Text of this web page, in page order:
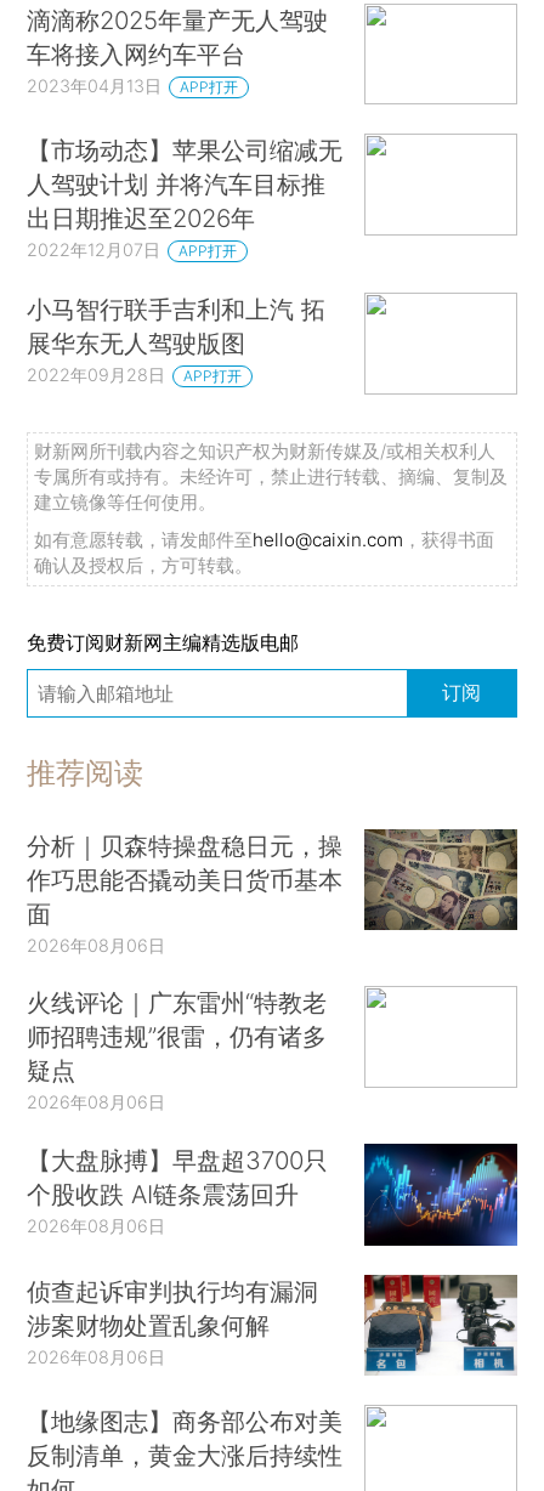
滴滴称2025年量产无人驾驶
车将接入网约车平台
2023年04月13日 APP打开
【市场动态】苹果公司缩减无
人驾驶计划 并将汽车目标推
出日期推迟至2026年
2022年12月07日 APP打开
小马智行联手吉利和上汽 拓
展华东无人驾驶版图
2022年09月28日 APP打开
财新网所刊载内容之知识产权为财新传媒及/或相关权利人
专属所有或持有。未经许可，禁止进行转载、摘编、复制及
建立镜像等任何使用。
如有意愿转载，请发邮件至hello@caixin.com ，获得书面
确认及授权后，方可转载。
免费订阅财新网主编精选版电邮
订阅
推荐阅读
分析｜贝森特操盘稳日元，操
作巧思能否撬动美日货币基本
面
2026年08月06日
火线评论｜广东雷州“特教老
师招聘违规”很雷，仍有诸多
疑点
2026年08月06日
【大盘脉搏】早盘超3700只
个股收跌 AI链条震荡回升
2026年08月06日
侦查起诉审判执行均有漏洞
涉案财物处置乱象何解
2026年08月06日
【地缘图志】商务部公布对美
反制清单，黄金大涨后持续性